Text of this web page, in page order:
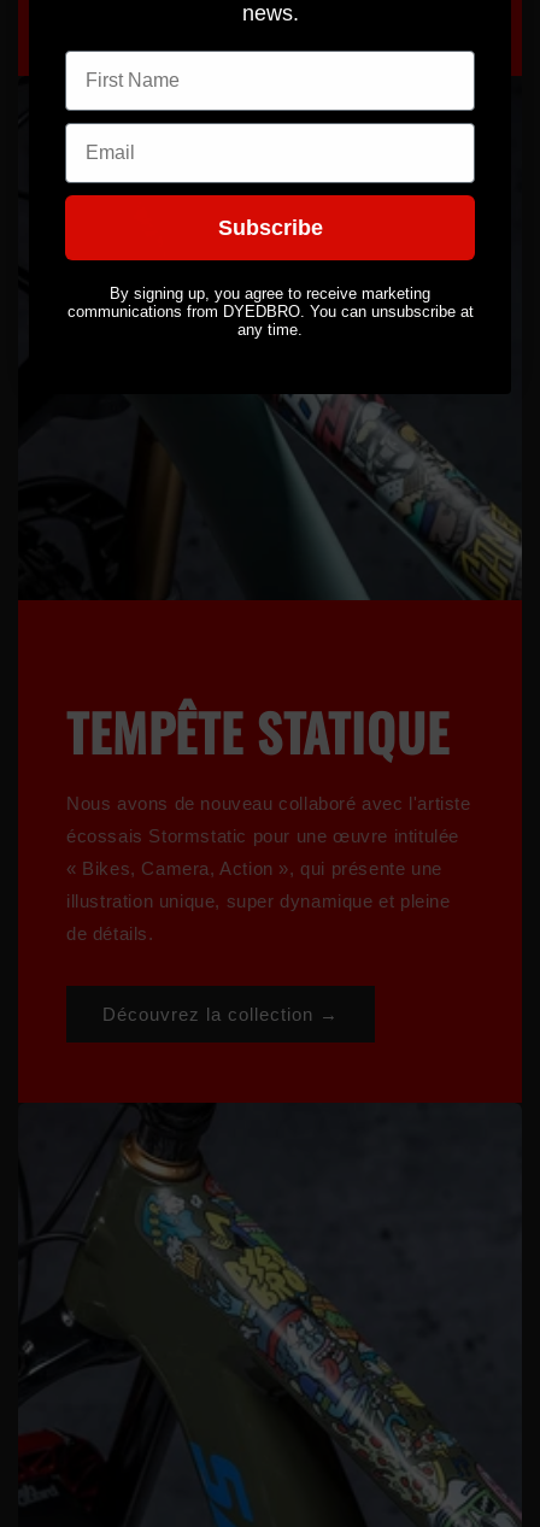
TEMPÊTE STATIQUE
Nous avons de nouveau collaboré avec l'artiste
écossais Stormstatic pour une œuvre intitulée
« Bikes, Camera, Action », qui présente une
illustration unique, super dynamique et pleine
de détails.
Découvrez la collection →
news.
First name
Email
Subscribe
By signing up, you agree to receive marketing
communications from DYEDBRO. You can unsubscribe at
any time.